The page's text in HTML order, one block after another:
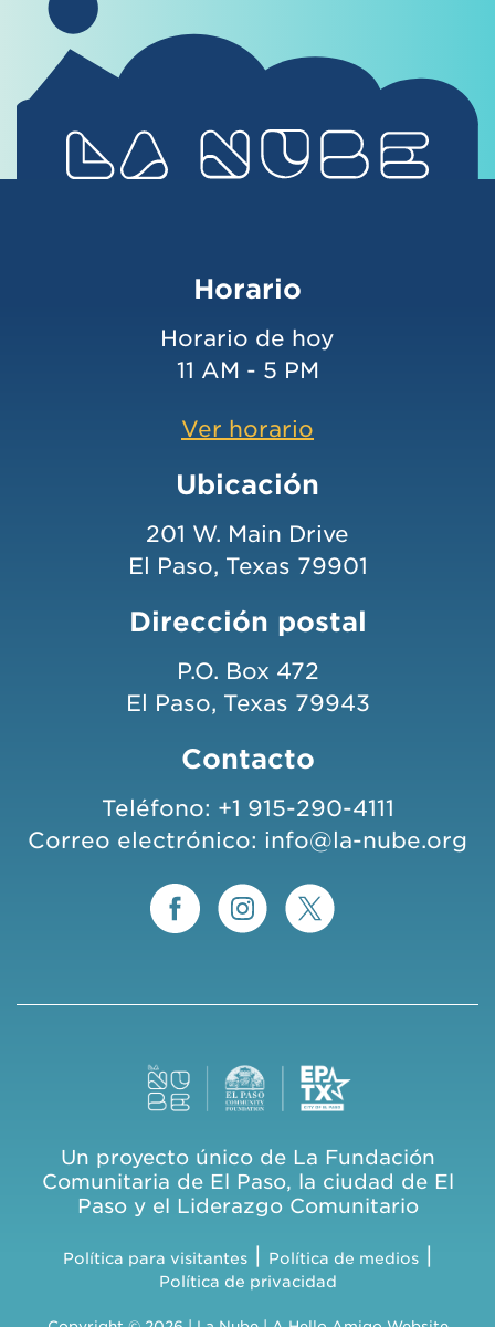
Horario
Horario de hoy
11 AM - 5 PM
Ver horario
Ubicación
201 W. Main Drive
El Paso, Texas 79901
Dirección postal
P.O. Box 472
El Paso, Texas 79943
Contacto
Teléfono: +1 915-290-4111
Correo electrónico: info@la-nube.org
Un proyecto único de La Fundación
Comunitaria de El Paso, la ciudad de El
Paso y el Liderazgo Comunitario
Política para visitantes| Política de medios|
Política de privacidad